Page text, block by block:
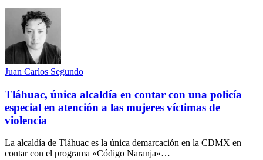
Juan Carlos Segundo
Tláhuac, única alcaldía en contar con una policía
especial en atención a las mujeres víctimas de
violencia
La alcaldía de Tláhuac es la única demarcación en la CDMX en
contar con el programa «Código Naranja»…